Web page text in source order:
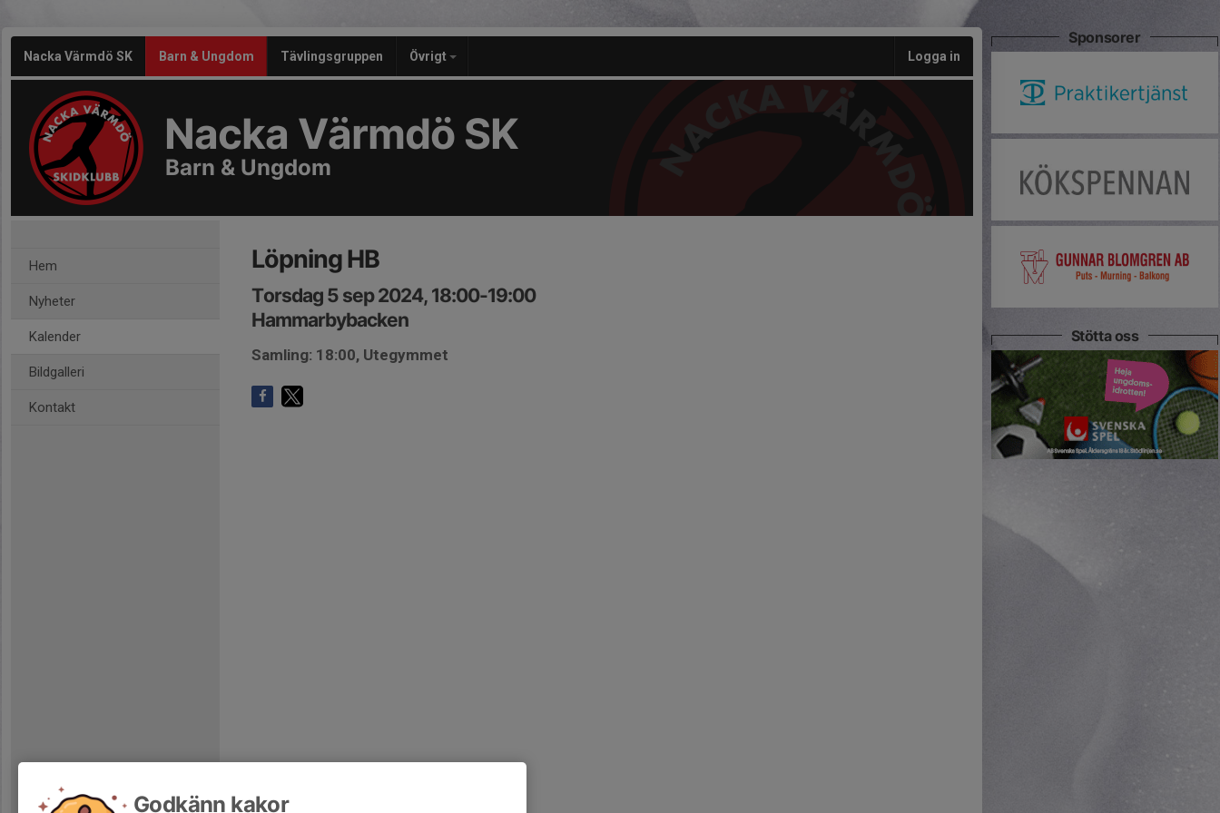
Nacka Värmdö SK Barn & Ungdom Tävlingsgruppen Övrigt Logga in
Nacka Värmdö SK
Barn & Ungdom
Hem
Nyheter
Kalender
Bildgalleri
Kontakt
Löpning HB
Torsdag 5 sep 2024, 18:00-19:00
Hammarbybacken
Samling: 18:00, Utegymmet
Sponsorer
Stötta oss
Godkänn kakor